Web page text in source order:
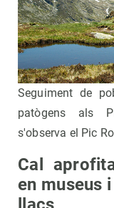
Seguiment de
patògens als
s'observa el Pic
Cal
en museus